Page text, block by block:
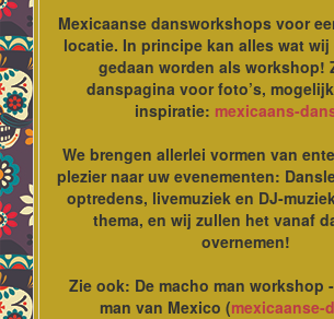
Mexicaanse dansworkshops voor
locatie. In principe kan alles wat
gedaan worden als workshop!
danspagina voor foto’s,
inspiratie: mexicaans-
We brengen allerlei vormen van
plezier naar uw evenementen:
optredens, livemuziek en DJ-
thema, en wij zullen het vanaf
overnemen!
Zie ook: De macho man workshop
man van Mexico (mexicaanse-